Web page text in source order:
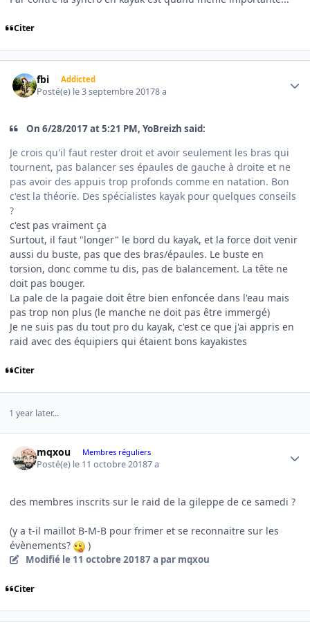
Citer
fbi Addicted
Posté(e) le 3 septembre 20178 a
On ‎6‎/‎28‎/‎2017 at 5:21 PM, YoBreizh said:
Je crois qu'il faut rester droit et avoir seulement les bras qui
tournent, pas balancer ses épaules de gauche à droite et ne
pas avoir des appuis trop profonds comme en natation. Bon
c'est la théorie. Des spécialistes kayak pour quelques conseils
?
c'est pas vraiment ça
Surtout, il faut "longer" le bord du kayak, et la force doit venir
aussi du buste, pas que des bras/épaules. Le buste en
torsion, donc comme tu dis, pas de balancement. La tête ne
doit pas bouger.
La pale de la pagaie doit être bien enfoncée dans l'eau mais
pas trop non plus (le manche ne doit pas être immergé)
Je ne suis pas du tout pro du kayak, c'est ce que j'ai appris en
raid avec des équipiers qui étaient bons kayakistes
Citer
1 year later...
mqxou Membres réguliers
Posté(e) le 11 octobre 20187 a
des membres inscrits sur le raid de la gileppe de ce samedi ?
(y a t-il maillot B-M-B pour frimer et se reconnaitre sur les
évènements?
)
Modifié le 11 octobre 20187 a par mqxou
Citer